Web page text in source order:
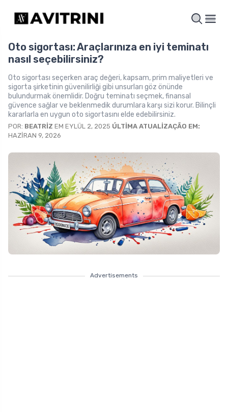
Oto sigortası: Araçlarınıza en iyi teminatı
nasıl seçebilirsiniz?
Oto sigortası seçerken araç değeri, kapsam, prim maliyetleri ve
sigorta şirketinin güvenilirliği gibi unsurları göz önünde
bulundurmak önemlidir. Doğru teminatı seçmek, finansal
güvence sağlar ve beklenmedik durumlara karşı sizi korur. Bilinçli
kararlarla en uygun oto sigortasını elde edebilirsiniz.
POR: BEATRIZ EM EYLÜL 2, 2025 ÚLTIMA ATUALIZAÇÃO EM:
HAZIRAN 9, 2026
Advertisements